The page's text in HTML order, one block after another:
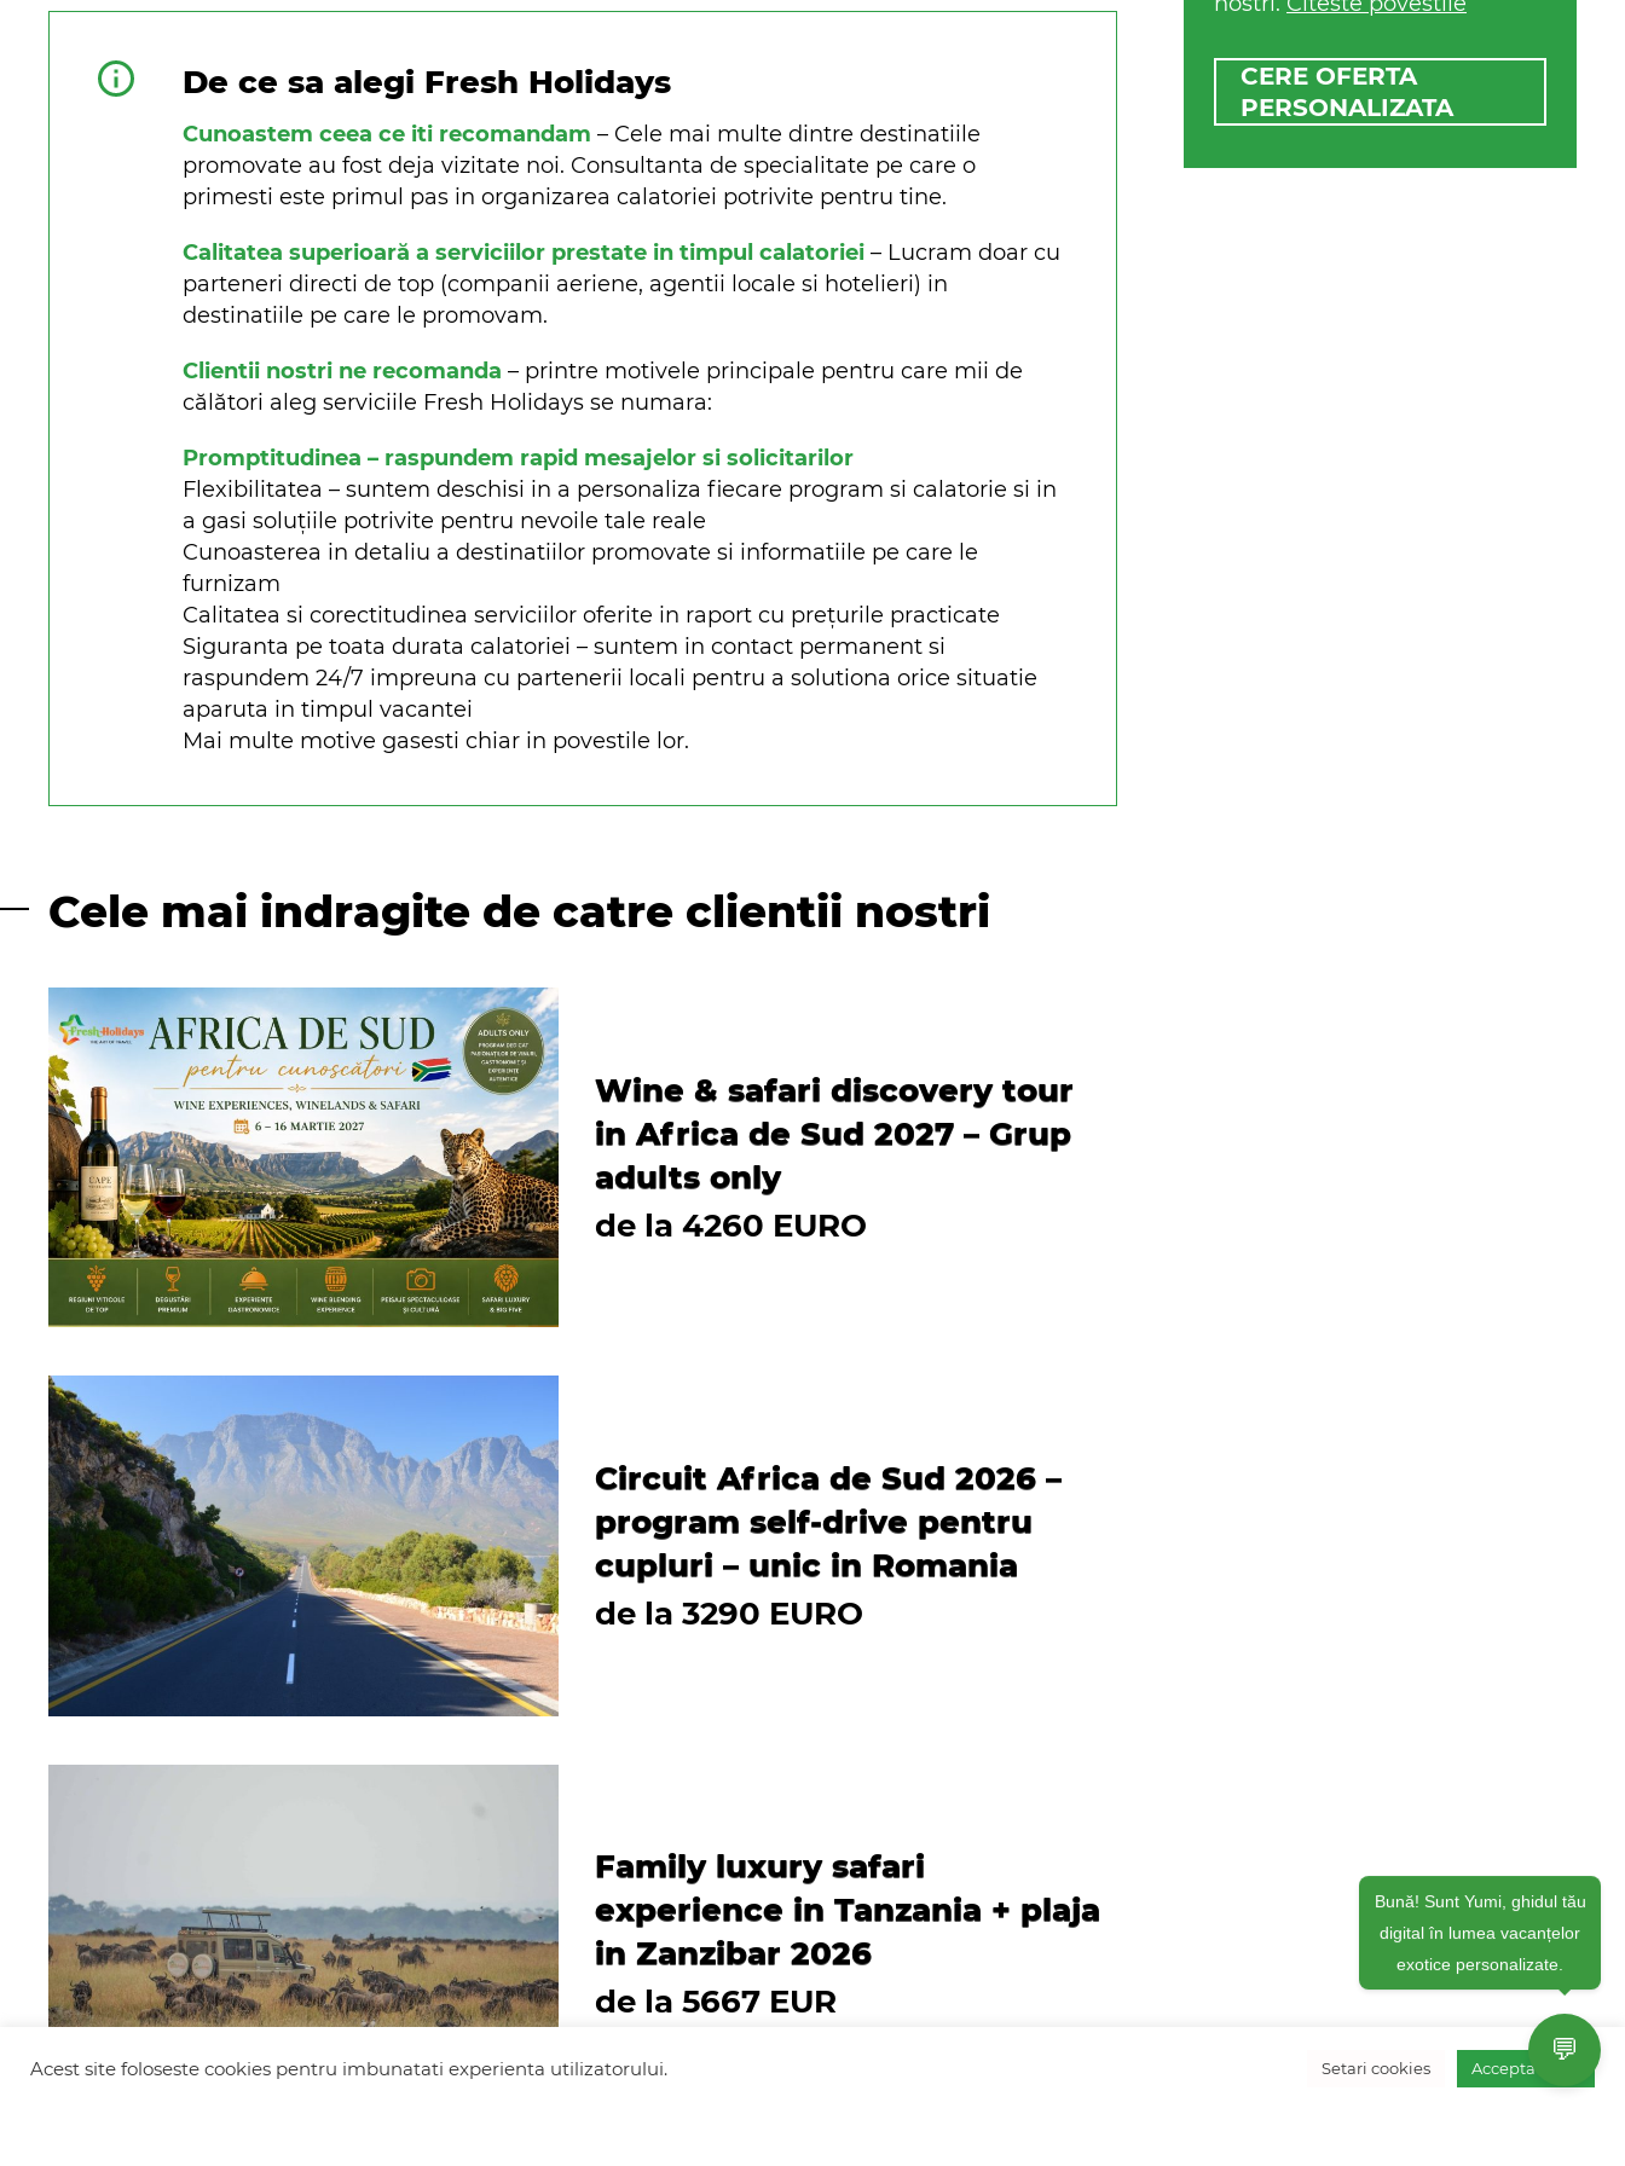
De ce sa alegi Fresh Holidays
Cunoastem ceea ce iti recomandam – Cele mai multe dintre destinatiile
promovate au fost deja vizitate noi. Consultanta de specialitate pe care o
primesti este primul pas in organizarea calatoriei potrivite pentru tine.
Calitatea superioară a serviciilor prestate in timpul calatoriei – Lucram doar cu
parteneri directi de top (companii aeriene, agentii locale si hotelieri) in
destinatiile pe care le promovam.
Clientii nostri ne recomanda – printre motivele principale pentru care mii de
călători aleg serviciile Fresh Holidays se numara:
Promptitudinea – raspundem rapid mesajelor si solicitarilor
Flexibilitatea – suntem deschisi in a personaliza fiecare program si calatorie si in
a gasi soluțiile potrivite pentru nevoile tale reale
Cunoasterea in detaliu a destinatiilor promovate si informatiile pe care le
furnizam
Calitatea si corectitudinea serviciilor oferite in raport cu prețurile practicate
Siguranta pe toata durata calatoriei – suntem in contact permanent si
raspundem 24/7 impreuna cu partenerii locali pentru a solutiona orice situatie
aparuta in timpul vacantei
Mai multe motive gasesti chiar in povestile lor.
Cele mai indragite de catre clientii nostri
Wine & safari discovery tour
in Africa de Sud 2027 – Grup
adults only
de la 4260 EURO
Circuit Africa de Sud 2026 –
program self-drive pentru
cupluri – unic in Romania
de la 3290 EURO
Family luxury safari
experience in Tanzania + plaja
in Zanzibar 2026
de la 5667 EUR
CERE OFERTA
PERSONALIZATA
Acest site foloseste cookies pentru imbunatati experienta utilizatorului. Setari cookies Accepta toate
💬
Bună! Sunt Yumi, ghidul tău
digital în lumea vacanțelor
exotice personalizate.